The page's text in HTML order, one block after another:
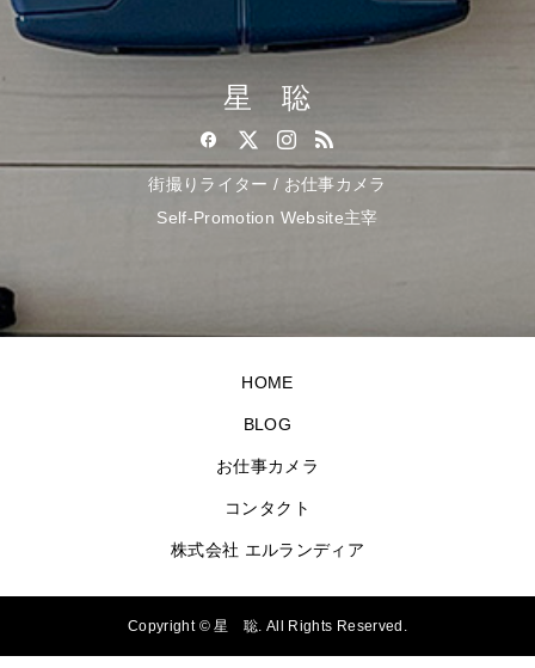
星 聡
街撮りライター / お仕事カメラ
Self-Promotion Website主宰
HOME
BLOG
お仕事カメラ
コンタクト
株式会社 エルランディア
Copyright ©星 聡. All Rights Reserved.